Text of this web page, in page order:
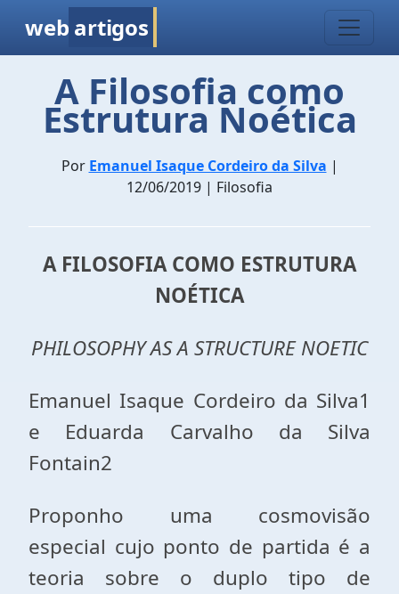
web artigos
A Filosofia como
Estrutura Noética
Por Emanuel Isaque Cordeiro da Silva |
12/06/2019 | Filosofia
A FILOSOFIA COMO ESTRUTURA
NOÉTICA
PHILOSOPHYAS A STRUCTURE NOETIC
Emanuel Isaque Cordeiro da Silva1
e Eduarda Carvalho da Silva
Fontain2
Proponho uma cosmovisão
especial cujo ponto de partida é a
teoria sobre o duplo tipo de